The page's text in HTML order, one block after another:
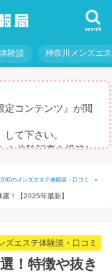
search
験談 神奈川メンズエ
定コンテンツ』が閲
して下さい。
ら体験記事を投稿し
覧したい方のため
立町のメンズエステ体験談・口コミ »
！【2025年最新】
ズエステ体験談・口コミ
！特徴や抜き